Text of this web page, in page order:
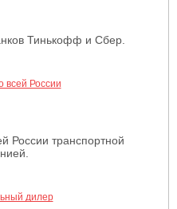
Тинькофф и Сбер.
России транспортной